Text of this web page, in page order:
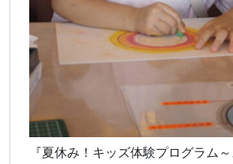
『夏休み！キッズ体験プログラム